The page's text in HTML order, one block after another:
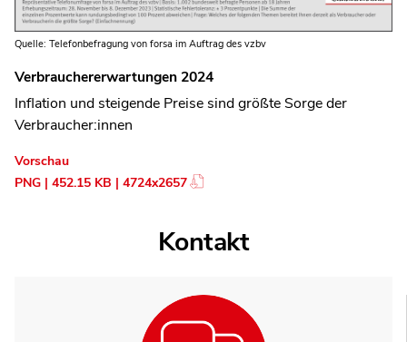
Quelle: Telefonbefragung von forsa im Auftrag des vzbv
Verbrauchererwartungen 2024
Inflation und steigende Preise sind größte Sorge der
Verbraucher:innen
Vorschau
PNG | 452.15 KB | 4724x2657
Kontakt